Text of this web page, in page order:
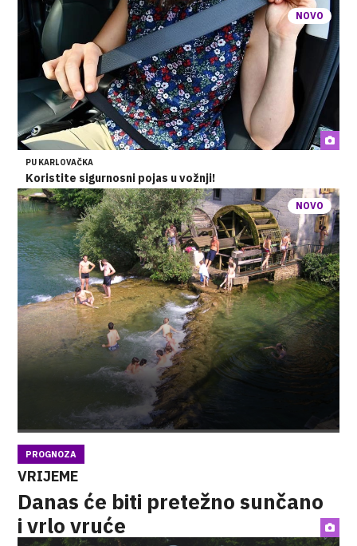
NOVO
PU KARLOVAČKA
Koristite sigurnosni pojas u vožnji!
NOVO
PROGNOZA
VRIJEME
Danas će biti pretežno sunčano
i vrlo vruće